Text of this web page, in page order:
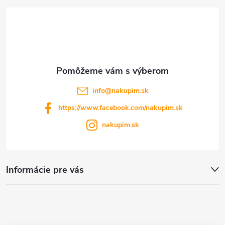
Informácie pre vás
info@nakupim.sk
https://www.facebook.com/nakupim.sk
nakupim.sk